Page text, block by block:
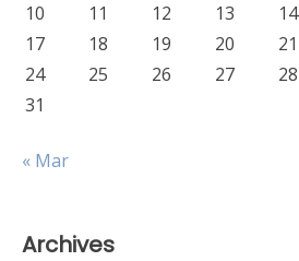
10
11 12 13 14
17
18 19 20 21
24
25 26 27 28
31
« Mar
Archives